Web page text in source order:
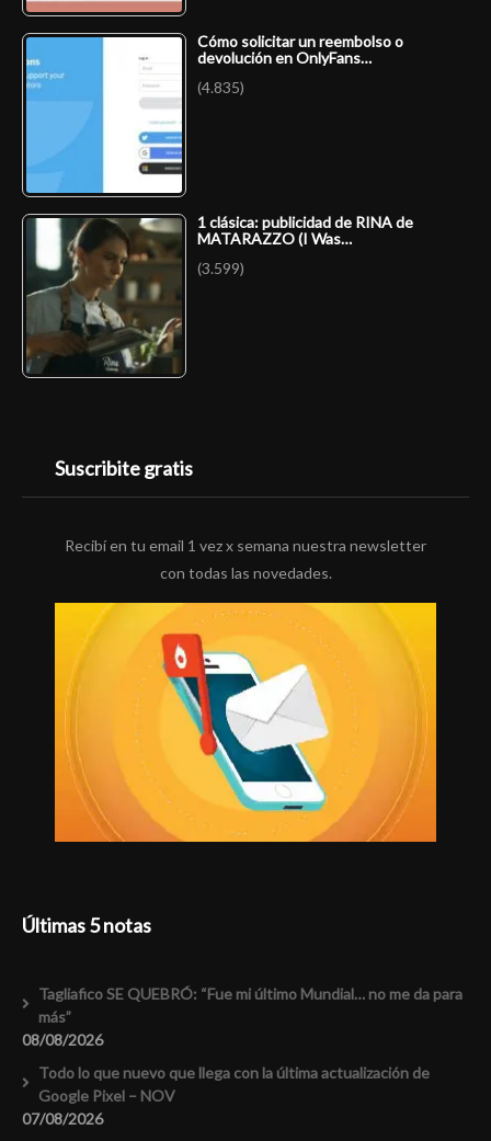
Cómo solicitar un reembolso o
devolución en OnlyFans…
(4.835)
1 clásica: publicidad de RINA de
MATARAZZO (I Was…
(3.599)
Suscribite gratis
Recibí en tu email 1 vez x semana nuestra newsletter
con todas las novedades.
Últimas 5 notas
Tagliafico SE QUEBRÓ: “Fue mi último Mundial… no me da para
más”
08/08/2026
Todo lo que nuevo que llega con la última actualización de
Google Pixel – NOV
07/08/2026